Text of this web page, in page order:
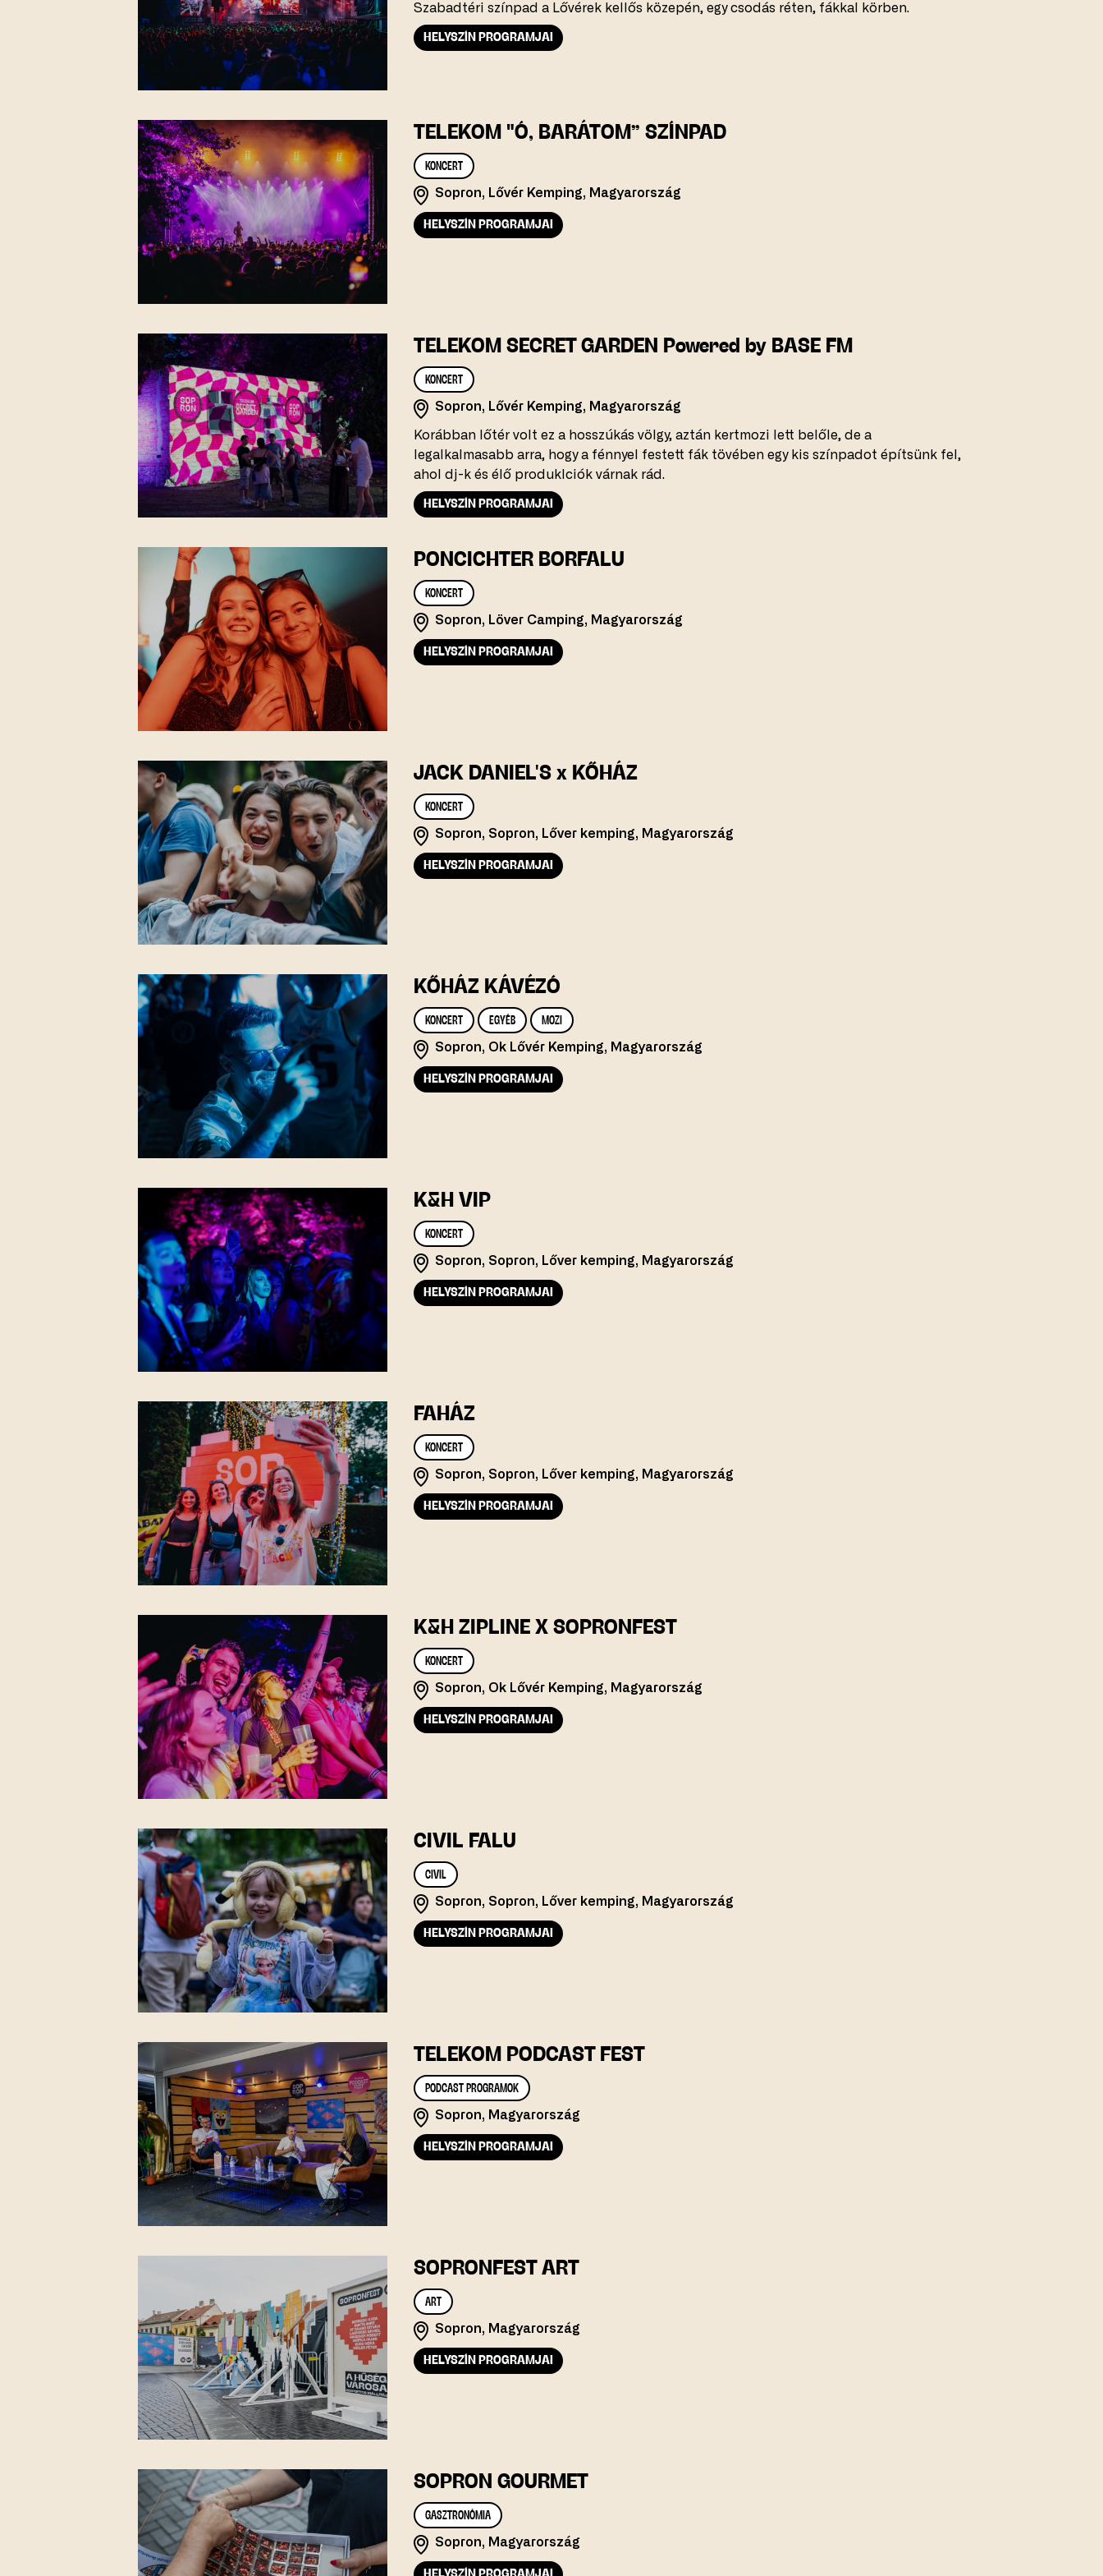
Szabadtéri színpad a Lővérek kellős közepén, egy csodás réten, fákkal körben.
HELYSZÍN PROGRAMJAI
TELEKOM "Ó, BARÁTOM” SZÍNPAD
KONCERT
Sopron, Lővér Kemping, Magyarország
HELYSZÍN PROGRAMJAI
TELEKOM SECRET GARDEN Powered by BASE FM
KONCERT
Sopron, Lővér Kemping, Magyarország
Korábban lőtér volt ez a hosszúkás völgy, aztán kertmozi lett belőle, de a
legalkalmasabb arra, hogy a fénnyel festett fák tövében egy kis színpadot építsünk fel,
ahol dj-k és élő produklciók várnak rád.
HELYSZÍN PROGRAMJAI
PONCICHTER BORFALU
KONCERT
Sopron, Löver Camping, Magyarország
HELYSZÍN PROGRAMJAI
JACK DANIEL'S x KŐHÁZ
KONCERT
Sopron, Sopron, Lőver kemping, Magyarország
HELYSZÍN PROGRAMJAI
KŐHÁZ KÁVÉZÓ
KONCERT EGYÉB MOZI
Sopron, Ok Lővér Kemping, Magyarország
HELYSZÍN PROGRAMJAI
K&H VIP
KONCERT
Sopron, Sopron, Lőver kemping, Magyarország
HELYSZÍN PROGRAMJAI
FAHÁZ
KONCERT
Sopron, Sopron, Lőver kemping, Magyarország
HELYSZÍN PROGRAMJAI
K&H ZIPLINE X SOPRONFEST
KONCERT
Sopron, Ok Lővér Kemping, Magyarország
HELYSZÍN PROGRAMJAI
CIVIL FALU
CIVIL
Sopron, Sopron, Lőver kemping, Magyarország
HELYSZÍN PROGRAMJAI
TELEKOM PODCAST FEST
PODCAST PROGRAMOK
Sopron, Magyarország
HELYSZÍN PROGRAMJAI
SOPRONFEST ART
ART
Sopron, Magyarország
HELYSZÍN PROGRAMJAI
SOPRON GOURMET
GASZTRONÓMIA
Sopron, Magyarország